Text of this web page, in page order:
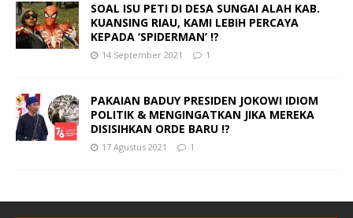
SOAL ISU PETI DI DESA SUNGAI ALAH KAB.
KUANSING RIAU, KAMI LEBIH PERCAYA
KEPADA ‘SPIDERMAN’ !?
14 September 2021 1
PAKAIAN BADUY PRESIDEN JOKOWI IDIOM
POLITIK & MENGINGATKAN JIKA MEREKA
DISISIHKAN ORDE BARU !?
17 Agustus 2021 1